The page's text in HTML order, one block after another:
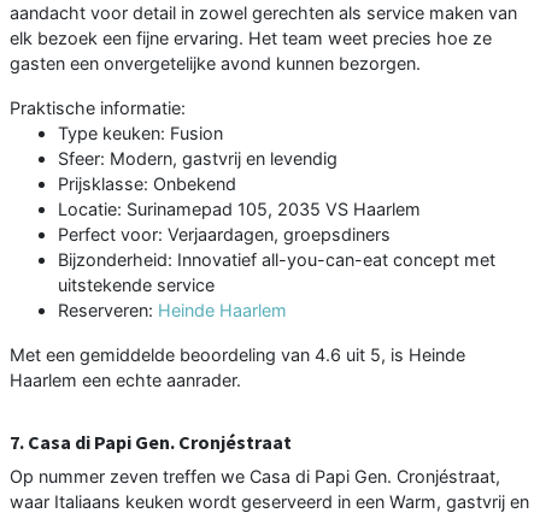
aandacht voor detail in zowel gerechten als service maken van
elk bezoek een fijne ervaring. Het team weet precies hoe ze
gasten een onvergetelijke avond kunnen bezorgen.
Praktische informatie:
Type keuken: Fusion
Sfeer: Modern, gastvrij en levendig
Prijsklasse: Onbekend
Locatie: Surinamepad 105, 2035 VS Haarlem
Perfect voor: Verjaardagen, groepsdiners
Bijzonderheid: Innovatief all-you-can-eat concept met
uitstekende service
Reserveren: Heinde Haarlem
Met een gemiddelde beoordeling van 4.6 uit 5, is Heinde
Haarlem een echte aanrader.
7. Casa di Papi Gen. Cronjéstraat
Op nummer zeven treffen we Casa di Papi Gen. Cronjéstraat,
waar Italiaans keuken wordt geserveerd in een Warm, gastvrij en